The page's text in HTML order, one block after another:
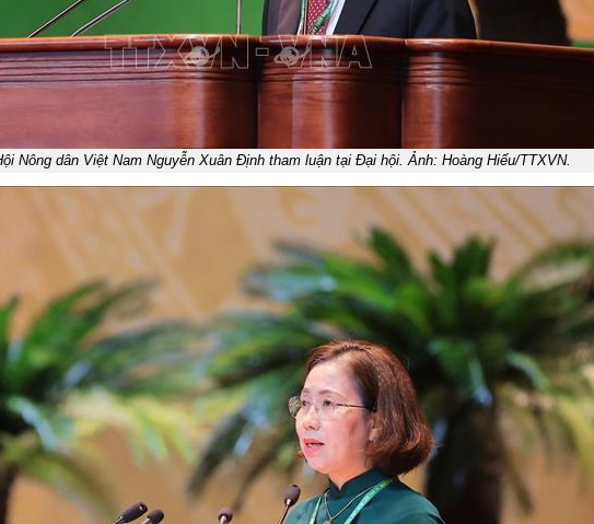
Nông dân Việt Nam Nguyễn Xuân Định tham luận tại Đại hội. Ảnh: Hoàng Hiếu/TTXVN.